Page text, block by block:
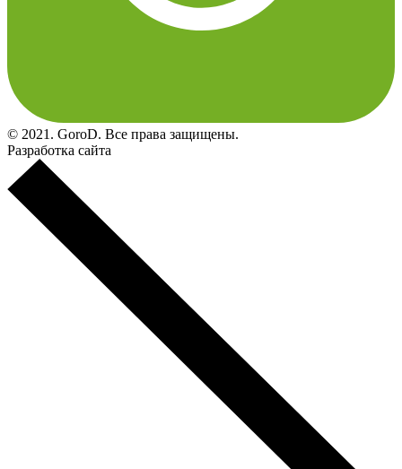
© 2021. GoroD. Все права защищены.
Разработка сайта